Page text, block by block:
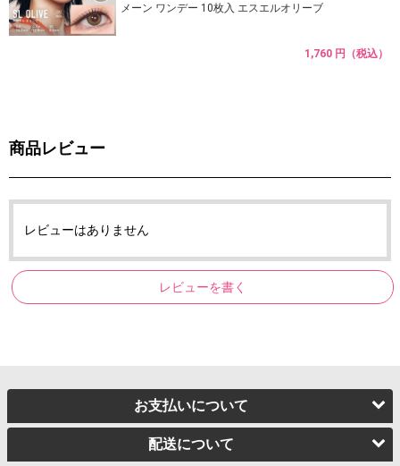
メーン ワンデー 10枚入 エスエルオリーブ
1,760 円（税込）
商品レビュー
レビューはありません
レビューを書く
お支払いについて
配送について